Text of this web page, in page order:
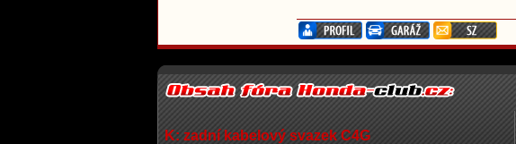
K: zadní kabelový svazek C4G